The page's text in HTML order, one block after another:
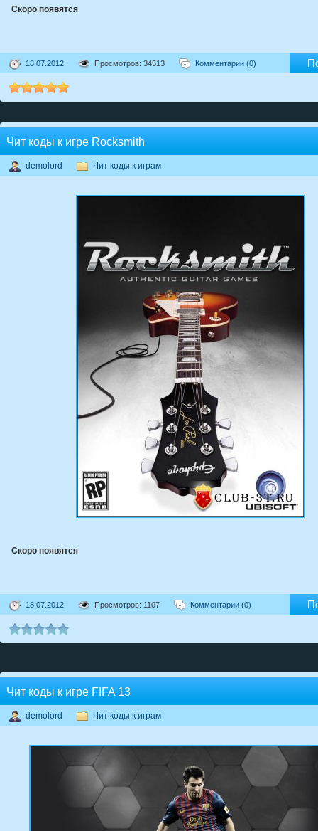
Скоро появятся
18.07.2012 Просмотров: 34513 Комментарии (0)
Чит коды к игре Rocksmith
demolord Чит коды к играм
Скоро появятся
18.07.2012 Просмотров: 1107 Комментарии (0)
Чит коды к игре FIFA 13
demolord Чит коды к играм